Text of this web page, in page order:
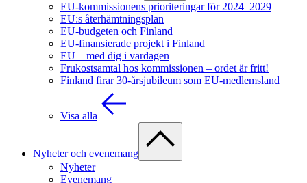
EU-kommissionens prioriteringar för 2024–2029
EU:s återhämtningsplan
EU-budgeten och Finland
EU-finansierade projekt i Finland
EU – med dig i vardagen
Frukostsamtal hos kommissionen – ordet är fritt!
Finland firar 30-årsjubileum som EU-medlemsland
Visa alla
Nyheter och evenemang
Nyheter
Evenemang